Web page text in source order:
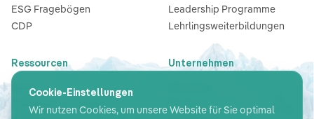
ESG Fragebögen
CDP
Leadership Programme
Lehrlingsweiterbildungen
Ressourcen
Blog
Guides & Checklisten
Unternehmen
Partners
Cookie-Einstellungen
Wir nutzen Cookies, um unsere Website für Sie optimal